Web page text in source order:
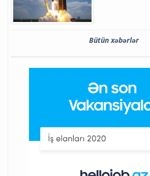
Bütün xəbərlər